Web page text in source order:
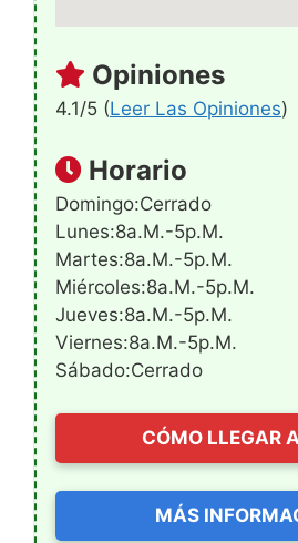
Opiniones
4.1/5 (Leer Las Opiniones)
Horario
Domingo:Cerrado
Lunes:8a.m.-5p.m.
Martes:8a.m.-5p.m.
Miércoles:8a.m.-5p.m.
Jueves:8a.m.-5p.m.
Viernes:8a.m.-5p.m.
Sábado:Cerrado
CÓMO LLEGAR
MÁS